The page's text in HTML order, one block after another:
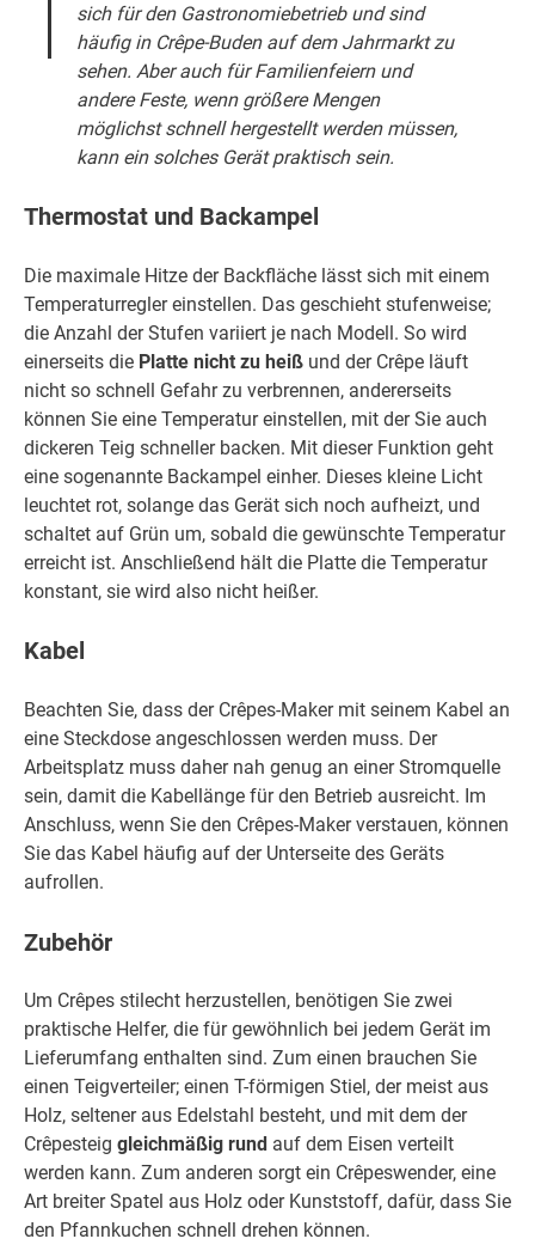
sich für den Gastronomiebetrieb und sind
häufig in Crêpe-Buden auf dem Jahrmarkt zu
sehen. Aber auch für Familienfeiern und
andere Feste, wenn größere Mengen
möglichst schnell hergestellt werden müssen,
kann ein solches Gerät praktisch sein.
Thermostat und Backampel
Die maximale Hitze der Backfläche lässt sich mit einem
Temperaturregler einstellen. Das geschieht stufenweise;
die Anzahl der Stufen variiert je nach Modell. So wird
einerseits die Platte nicht zu heiß und der Crêpe läuft
nicht so schnell Gefahr zu verbrennen, andererseits
können Sie eine Temperatur einstellen, mit der Sie auch
dickeren Teig schneller backen. Mit dieser Funktion geht
eine sogenannte Backampel einher. Dieses kleine Licht
leuchtet rot, solange das Gerät sich noch aufheizt, und
schaltet auf Grün um, sobald die gewünschte Temperatur
erreicht ist. Anschließend hält die Platte die Temperatur
konstant, sie wird also nicht heißer.
Kabel
Beachten Sie, dass der Crêpes-Maker mit seinem Kabel an
eine Steckdose angeschlossen werden muss. Der
Arbeitsplatz muss daher nah genug an einer Stromquelle
sein, damit die Kabellänge für den Betrieb ausreicht. Im
Anschluss, wenn Sie den Crêpes-Maker verstauen, können
Sie das Kabel häufig auf der Unterseite des Geräts
aufrollen.
Zubehör
Um Crêpes stilecht herzustellen, benötigen Sie zwei
praktische Helfer, die für gewöhnlich bei jedem Gerät im
Lieferumfang enthalten sind. Zum einen brauchen Sie
einen Teigverteiler; einen T-förmigen Stiel, der meist aus
Holz, seltener aus Edelstahl besteht, und mit dem der
Crêpesteig gleichmäßig rund auf dem Eisen verteilt
werden kann. Zum anderen sorgt ein Crêpeswender, eine
Art breiter Spatel aus Holz oder Kunststoff, dafür, dass Sie
den Pfannkuchen schnell drehen können.